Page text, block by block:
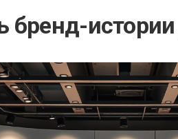
бренд-